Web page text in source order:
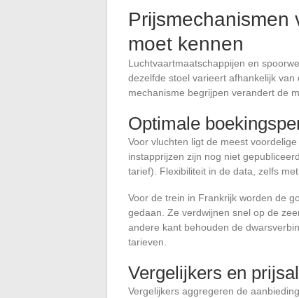
Prijsmechanismen
moet kennen
Luchtvaartmaatschappijen en
dezelfde stoel varieert afhankelijk
mechanisme begrijpen verandert de
Optimale
Voor vluchten ligt de meest
instapprijzen zijn nog niet
tarief). Flexibiliteit in de data, zelfs
Voor de trein in Frankrijk worden de
gedaan. Ze verdwijnen snel op de
andere kant behouden de
tarieven.
Vergelijkers en
Vergelijkers aggregeren de